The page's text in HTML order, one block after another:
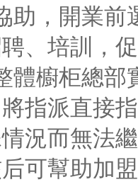
，開業前
、培訓，
櫥柜總部
指派直接
況而無法
可幫助加